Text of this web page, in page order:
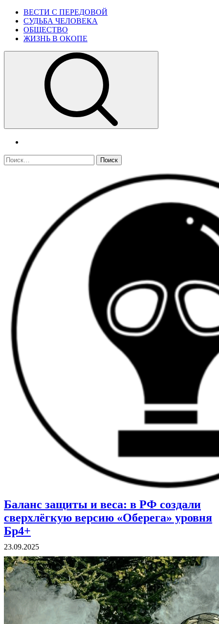
Skip
content
Primary
Menu
ВЕСТИ С ПЕРЕДОВОЙ
СУДЬБА ЧЕЛОВЕКА
ОБЩЕСТВО
ЖИЗНЬ В ОКОПЕ
Найти:
ВОЕННЫЕ СТРАНИЦЫ
СТАТЬИ ВОЕННОЙ ТЕМАТИКИ
Баланс защиты и веса: в РФ создали
сверхлёгкую версию «Оберега» уровня
Бр4+
23.09.2025